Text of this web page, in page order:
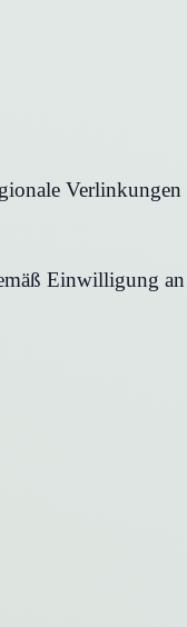
Verlinkungen
Einwilligung an